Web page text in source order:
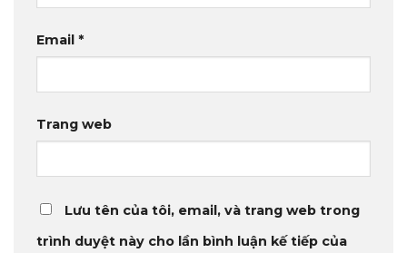
Email *
Trang web
Lưu tên của tôi, email, và trang web trong
trình duyệt này cho lần bình luận kế tiếp của